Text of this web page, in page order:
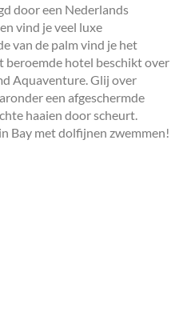
door een Nederlands
vind je veel luxe
van de palm vind je het
beroemde hotel beschikt over
Aquaventure. Glij over
een afgeschermde
haaien door scheurt.
Bay met dolfijnen zwemmen!